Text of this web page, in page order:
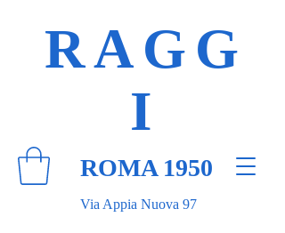
Via Appia Nuova 97
RAGG
I
ROMA 1950